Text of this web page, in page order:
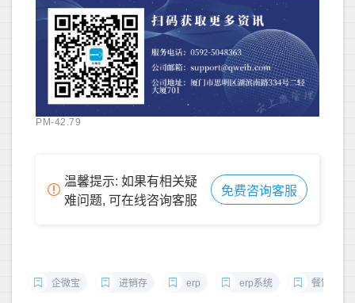
PM-42.79
温馨提示: 如果有相关疑
难问题, 可在线咨询客服
免费咨询客服
企微宝 进销存 erp erp系统 餐饮系统